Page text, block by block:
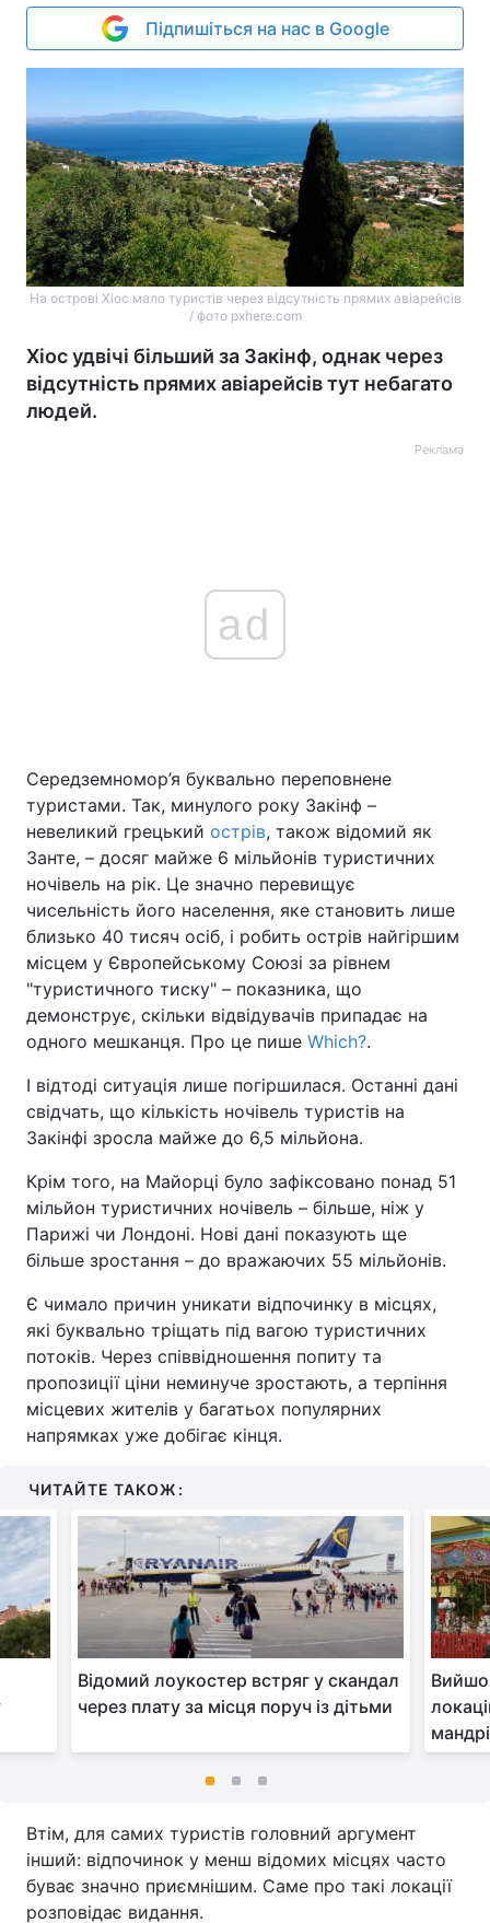
Підпишіться на нас в Google
На острові Хіос мало туристів через відсутність прямих авіарейсів
/ фото pxhere.com
Хіос удвічі більший за Закінф, однак через
відсутність прямих авіарейсів тут небагато
людей.
Реклама
ad
Середземномор’я буквально переповнене
туристами. Так, минулого року Закінф –
невеликий грецький острів, також відомий як
Занте, – досяг майже 6 мільйонів туристичних
ночівель на рік. Це значно перевищує
чисельність його населення, яке становить лише
близько 40 тисяч осіб, і робить острів найгіршим
місцем у Європейському Союзі за рівнем
"туристичного тиску" – показника, що
демонструє, скільки відвідувачів припадає на
одного мешканця. Про це пише Which?.
І відтоді ситуація лише погіршилася. Останні дані
свідчать, що кількість ночівель туристів на
Закінфі зросла майже до 6,5 мільйона.
Крім того, на Майорці було зафіксовано понад 51
мільйон туристичних ночівель – більше, ніж у
Парижі чи Лондоні. Нові дані показують ще
більше зростання – до вражаючих 55 мільйонів.
Є чимало причин уникати відпочинку в місцях,
які буквально тріщать під вагою туристичних
потоків. Через співвідношення попиту та
пропозиції ціни неминуче зростають, а терпіння
місцевих жителів у багатьох популярних
напрямках уже добігає кінця.
ЧИТАЙТЕ ТАКОЖ:
Відомий лоукостер встряг у скандал
через плату за місця поруч із дітьми
Втім, для самих туристів головний аргумент
інший: відпочинок у менш відомих місцях часто
буває значно приємнішим. Саме про такі локації
розповідає видання.